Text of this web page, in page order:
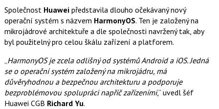
Společnost Huaweipředstavila dlouho očekávaný nový
operační systém s názvem HarmonyOS. Ten je založený na
mikrojádrové architektuře a dle společnosti navržený tak, aby
byl použitelný pro celou škálu zařízení a platforem.
„HarmonyOS je zcela odlišný od systémů Android a iOS. Jedná
se o operační systém založený na mikrojádru, má
důvěryhodnou a bezpečnou architekturu a podporuje
bezproblémovou spolupráci napříč zařízeními,“ uvedl šéf
Huawei CGB Richard Yu.